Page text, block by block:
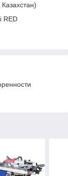
RED